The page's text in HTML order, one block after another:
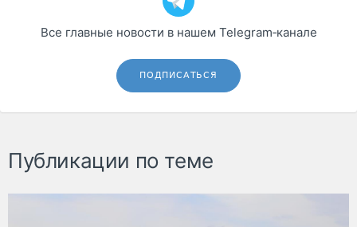
Все главные новости в нашем Telegram‑канале
ПОДПИСАТЬСЯ
Публикации по теме